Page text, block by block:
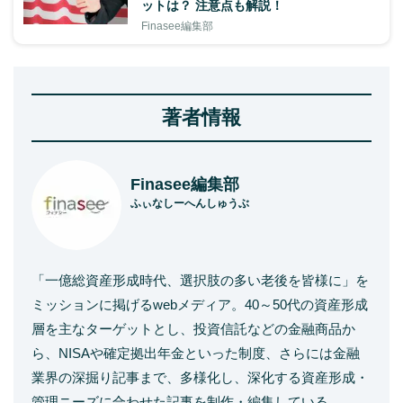
ットは？ 注意点も解説！
Finasee編集部
著者情報
Finasee編集部
ふぃなしーへんしゅうぶ
「一億総資産形成時代、選択肢の多い老後を皆様に」を
ミッションに掲げるwebメディア。40～50代の資産形成
層を主なターゲットとし、投資信託などの金融商品か
ら、NISAや確定拠出年金といった制度、さらには金融
業界の深掘り記事まで、多様化し、深化する資産形成・